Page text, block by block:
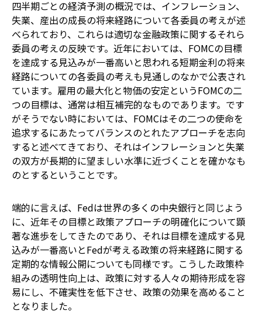
四半期ごとの経済予測の概況では、インフレーション、
失業、産出の成長の将来経路について各委員の考えが述
べられており、これらは適切な金融政策に関するそれら
委員の考えの反映です。近年においては、FOMCの目標
を達成する見込みが一番高いと思われる短期金利の将来
経路についての各委員の考えも見通しのなかで公表され
ています。雇用の最大化と物価の安定というFOMCの二
つの目標は、通常は相互補完的なものであります。です
がそうでない時においては、FOMCはその二つの使命を
追求するにあたってバランスのとれたアプローチを志向
すると述べてきており、それはインフレーションと失業
の双方が長期的に望ましい水準に近づくことを確かなも
のとするということです。
端的に言えば、Fedは世界の多くの中央銀行と同じよう
に、近年その目標と政策アプローチの明確化について顕
著な進歩をしてきたのであり、それは目標を達成する見
込みが一番高いとFedが考える政策の将来経路に関する
定期的な情報公開についても同様です。こうした政策枠
組みの透明性向上は、政策に対する人々の期待形成を容
易にし、不確実性を低下させ、政策の効果を高めること
となりました。